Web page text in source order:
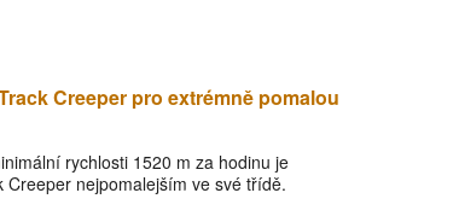
Creeper pro extrémně pomalou
rychlosti 1520 m za hodinu je
Creeper nejpomalejším ve své třídě.